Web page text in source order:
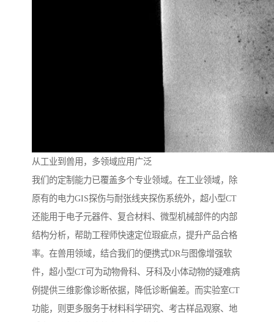
从工业到兽用，多领域应用广泛
我们的定制能力已覆盖多个专业领域。在工业领域，除
原有的电力GIS探伤与耐张线夹探伤系统外，超小型CT
还能用于电子元器件、复合材料、微型机械部件的内部
结构分析，帮助工程师快速定位瑕疵点，提升产品合格
率。在兽用领域，结合我们的便携式DR与图像增强软
件，超小型CT可为动物骨科、牙科及小体动物的疑难病
例提供三维影像诊断依据，降低诊断偏差。而实验室CT
功能，则更多服务于材料科学研究、考古样品观察、地